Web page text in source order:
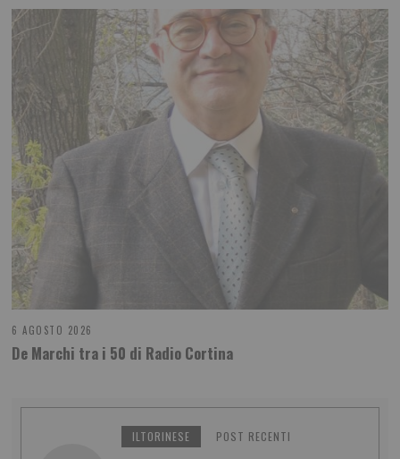
6 AGOSTO 2026
De Marchi tra i 50 di Radio Cortina
ILTORINESE POST RECENTI